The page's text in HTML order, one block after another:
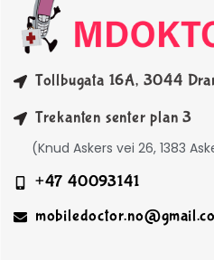
Tollbugata 16A, 3044
Trekanten senter plan 3
(Knud Askers vei 26, 1383
+47 40093141